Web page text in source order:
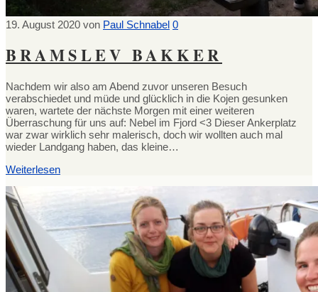
19. August 2020 von Paul Schnabel 0
BRAMSLEV BAKKER
Nachdem wir also am Abend zuvor unseren Besuch
verabschiedet und müde und glücklich in die Kojen gesunken
waren, wartete der nächste Morgen mit einer weiteren
Überraschung für uns auf: Nebel im Fjord <3 Dieser Ankerplatz
war zwar wirklich sehr malerisch, doch wir wollten auch mal
wieder Landgang haben, das kleine…
Weiterlesen